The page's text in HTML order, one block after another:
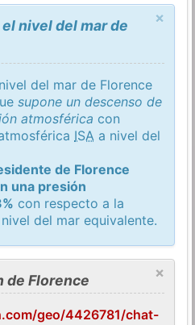
×
nivel del mar de
del mar de Florence
supone un descenso de
atmosférica con
ISA a nivel del
de Florence
una presión
con respecto a la
del mar equivalente.
×
de Florence
geo/4426781/chat-